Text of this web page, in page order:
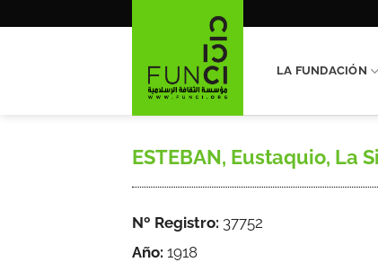
LA FUNDACIÓN
ESTEBAN, Eustaquio, La
Nº Registro: 37752
Año: 1918